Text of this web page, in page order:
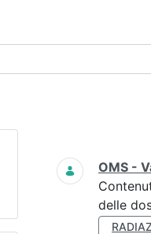
- Eventi
Ricerca
OMS -
delle